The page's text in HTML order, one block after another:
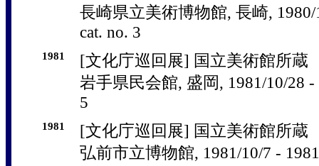
長崎県立美術博物館, 長崎, 1980/
cat. no. 3
1981
[文化庁巡回展] 国立美術館所
岩手県民会館, 盛岡, 1981/10/28 -
5
1981
[文化庁巡回展] 国立美術館所
弘前市立博物館, 1981/10/7 -